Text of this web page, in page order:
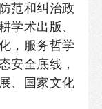
范和纠治政
学术出版、
，服务哲学
安全底线，
、国家文化